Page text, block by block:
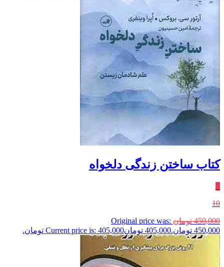
کتاب ساختن زندگی دلخواه
10
450,000 تومان Original price was:
450,000 تومان.
405,000 تومانCurrent price is: 405,000 تومان.